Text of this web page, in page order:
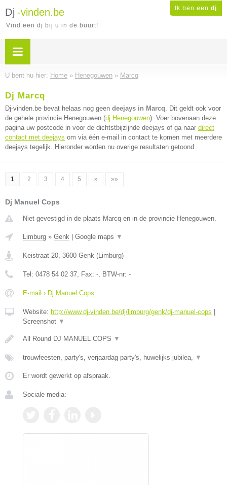
Ik ben een dj
Dj -vinden.be
Vind een dj bij u in de buurt!
U bent nu hier: Home » Henegouwen » Marcq
Dj Marcq
Dj-vinden.be bevat helaas nog geen deejays in Marcq. Dit geldt ook voor
de gehele provincie Henegouwen (dj Henegouwen). Voer bovenaan deze
pagina uw postcode in voor de dichtstbijzijnde deejays of ga naar direct
contact met deejays om via één e-mail in contact te komen met meerdere
deejays tegelijk. Hieronder worden nu overige resultaten getoond.
1 2 3 4 5 » »»
Dj Manuel Cops
Niet gevestigd in de plaats Marcq en in de provincie Henegouwen.
Limburg » Genk Google maps ▼
Keistraat 20, 3600 Genk (Limburg)
Tel: 0478 54 02 37, Fax: -, BTW-nr: -
E-mail › Dj Manuel Cops
Website: http://www.dj-vinden.be/dj/limburg/genk/dj-manuel-cops
Screenshot ▼
All Round DJ MANUEL COPS ▼
trouwfeesten, party's, verjaardag party's, huwelijks jubilea, ▼
Er wordt gewerkt op afspraak.
Sociale media: